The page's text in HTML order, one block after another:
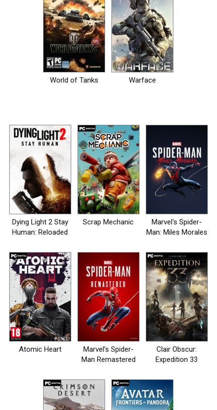
World of Tanks Warface
Dying Light 2 Stay
Human: Reloaded
Scrap Mechanic
Marvel's Spider-
Man: Miles Morales
Atomic Heart
Marvel’s Spider-
Man Remastered
Clair Obscur:
Expedition 33